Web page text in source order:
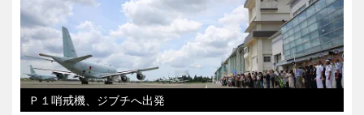
Ｐ１哨戒機、ジブチへ出発